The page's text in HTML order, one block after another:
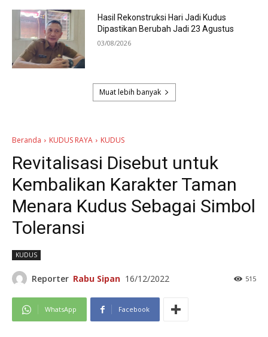
Hasil Rekonstruksi Hari Jadi Kudus
Dipastikan Berubah Jadi 23 Agustus
03/08/2026
Muat lebih banyak